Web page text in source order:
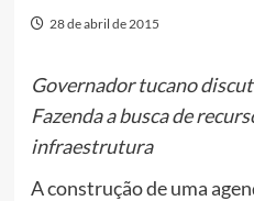
28 de abril de 2015
Governador tucano
Fazenda a busca de
infraestrutura
A construção de uma